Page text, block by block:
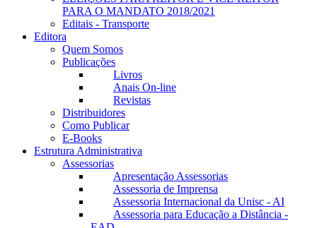
PARA O MANDATO 2018/2021
Editais - Transporte
Editora
Quem Somos
Publicações
Livros
Anais On-line
Revistas
Distribuidores
Como Publicar
E-Books
Estrutura Administrativa
Assessorias
Apresentação Assessorias
Assessoria de Imprensa
Assessoria Internacional da Unisc - AI
Assessoria para Educação a Distância -